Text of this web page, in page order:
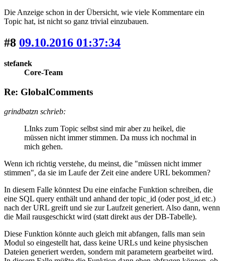
Die Anzeige schon in der Übersicht, wie viele Kommentare ein
Topic hat, ist nicht so ganz trivial einzubauen.
#8 09.10.2016 01:37:34
stefanek
Core-Team
Re: GlobalComments
grindbatzn schrieb:
LInks zum Topic selbst sind mir aber zu heikel, die
müssen nicht immer stimmen. Da muss ich nochmal in
mich gehen.
Wenn ich richtig verstehe, du meinst, die "müssen nicht immer
stimmen", da sie im Laufe der Zeit eine andere URL bekommen?
In diesem Falle könntest Du eine einfache Funktion schreiben, die
eine SQL query enthält und anhand der topic_id (oder post_id etc.)
nach der URL greift und sie zur Laufzeit generiert. Also dann, wenn
die Mail rausgeschickt wird (statt direkt aus der DB-Tabelle).
Diese Funktion könnte auch gleich mit abfangen, falls man sein
Modul so eingestellt hat, dass keine URLs und keine physischen
Dateien generiert werden, sondern mit parametern gearbeitet wird.